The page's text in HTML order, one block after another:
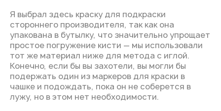
Я выбрал здесь краску для подкраски
стороннего производителя, так как она
упакована в бутылку, что значительно упрощает
простое погружение кисти — мы использовали
тот же материал ниже для метода с иглой.
Конечно, если бы вы захотели, вы могли бы
подержать один из маркеров для краски в
чашке и подождать, пока он не соберется в
лужу, но в этом нет необходимости.